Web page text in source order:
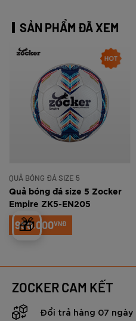
🎁
SẢN PHẨM ĐÃ XEM
QUẢ BÓNG ĐÁ SIZE 5
Quả bóng đá size 5 Zocker
Empire ZK5-EN205
990.000VNĐ
ZOCKER CAM KẾT
Đổi trả hàng 07 ngày